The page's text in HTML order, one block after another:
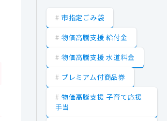
市指定ごみ袋
物価高騰支援 給付金
物価高騰支援 水道料金
プレミアム付商品券
物価高騰支援 子育て応援
手当